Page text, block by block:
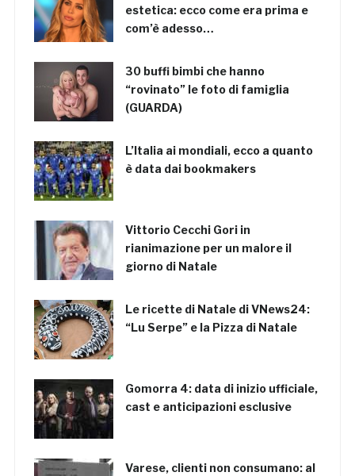
estetica: ecco come era prima e
com’è adesso…
30 buffi bimbi che hanno
“rovinato” le foto di famiglia
(GUARDA)
L’Italia ai mondiali, ecco a quanto
è data dai bookmakers
Vittorio Cecchi Gori in
rianimazione per un malore il
giorno di Natale
Le ricette di Natale di VNews24:
“Lu Serpe” e la Pizza di Natale
Gomorra 4: data di inizio ufficiale,
cast e anticipazioni esclusive
Varese, clienti non consumano: al